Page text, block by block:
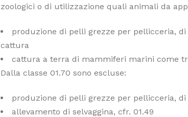
zoologici o di utilizzazione quali animali da
produzione di pelli grezze per pellicceria,
cattura
cattura a terra di mammiferi marini come
Dalla classe 01.70 sono escluse:
produzione di pelli grezze per pellicceria,
allevamento di selvaggina, cfr. 01.49